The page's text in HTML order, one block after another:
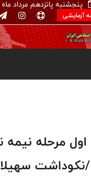
پنجشنبه پانزدهم مرداد ماه
آزمایشی
اول مرحله نیمه
/نکوداشت